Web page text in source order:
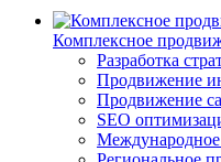
Комплексное
Разработка
Продвижение
Продвижение
SEO